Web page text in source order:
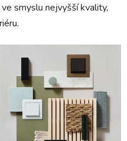
smyslu nejvyšší kvality,